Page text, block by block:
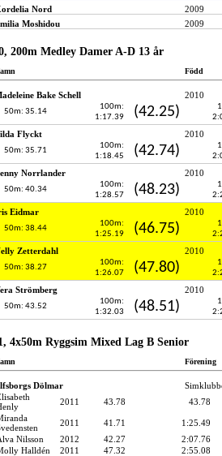
Nord
2009
Moshidou 2009
200m Medley Damer A-D 13 år
Född
Bake Schell 2010
50m: 35.14
100m:
1:17.39
(42.25)
Flyckt 2010
50m: 35.71
100m:
1:18.45
(42.74)
Norrlander 2010
50m: 40.34
100m:
1:28.57
(48.23)
Eidmar 2010
50m: 38.44
100m:
1:25.19
(46.75)
Zetterdahl 2010
50m: 38.27
100m:
1:26.07
(47.80)
Strömberg 2010
50m: 43.52
100m:
1:32.03
(48.51)
4x50m Ryggsim Mixed Lag B Senior
Förening
Dölmar
2011 43.78
43.78
2011 41.71
1:25.49
Nilsson
2012 42.27
2:07.76
Halldén
2011 47.32
2:55.08